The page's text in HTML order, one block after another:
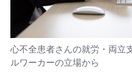
心不全患者さんの就労・両立
ルワーカーの立場から